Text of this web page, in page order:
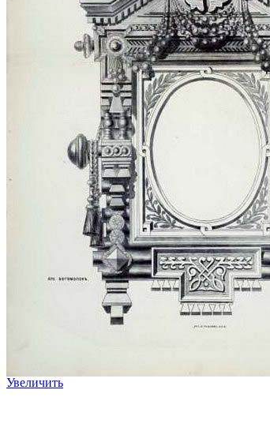
Увеличить